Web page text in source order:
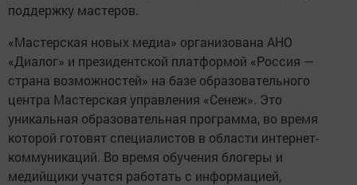
поддержку мастеров.
«Мастерская новых медиа» организована АНО
«Диалог» и президентской платформой «Россия —
страна возможностей» на базе образовательного
центра Мастерская управления «Сенеж». Это
уникальная образовательная программа, во время
которой готовят специалистов в области интернет-
коммуникаций. Во время обучения блогеры и
медийщики учатся работать с информацией,